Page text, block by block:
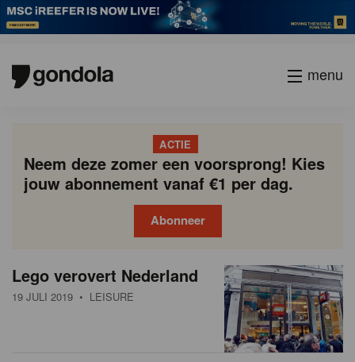
menu
ACTIE
Neem deze zomer een voorsprong! Kies
jouw abonnement vanaf €1 per dag.
Abonneer
NLego verovert Nederland
19 JULI 2019 • LEISURE
P
a
Vorige
Page
Page
Page
Page
Current
page
Page
Page
Page
Page
Volgende
academy
society